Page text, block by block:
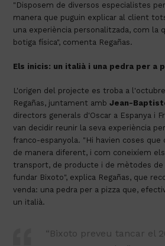
"Disposem de diversos especialistes
manera que puguin explicar al client
una experiència personalitzada, com la
botiga física", comenta Regañas.
Els inicis: un italià i una pedra per a
L'origen del projecte es troba a
Regañas, juntament ambJean-
directors generals d'Oscar a Espanya i
van decidir reunir la seva experiència
franco-espanyola. "Hi havien coses
de manera diferent, i com coneixíem
transport, de producte i de mètodes de
fundar Bixoto", explica Regañas, que
venda: una pedra per a pizza que,
un italià.
“Bixoto preveu tancar el